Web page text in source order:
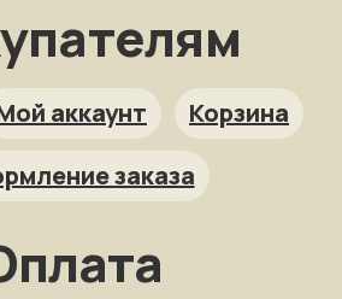
аккаунт
Корзина
заказа
на заказ